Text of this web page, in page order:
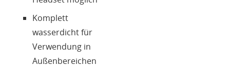
Komplett
wasserdicht für
Verwendung in
Außenbereichen